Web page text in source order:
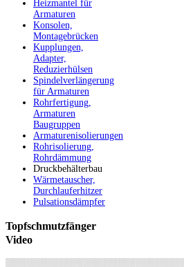
Heizmantel für
Armaturen
Konsolen,
Montagebrücken
Kupplungen,
Adapter,
Reduzierhülsen
Spindelverlängerung
für Armaturen
Rohrfertigung,
Armaturen
Baugruppen
Armaturenisolierungen
Rohrisolierung,
Rohrdämmung
Druckbehälterbau
Wärmetauscher,
Durchlauferhitzer
Pulsationsdämpfer
Topfschmutzfänger
Video